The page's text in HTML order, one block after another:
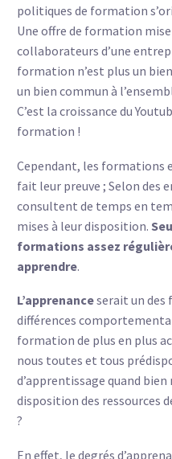
politiques de formation
Une offre de formation
collaborateurs d’une
formation n’est plus un
un bien commun à
C’est la croissance du
formation !
Cependant, les formations
fait leur preuve ; Selon des
consultent de temps en
mises à leur disposition.
formations assez
apprendre.
L’apprenanceserait un des
différences
formation de plus en plus
nous toutes et tous
d’apprentissage quand
disposition des ressources
?
En effet, le degrés